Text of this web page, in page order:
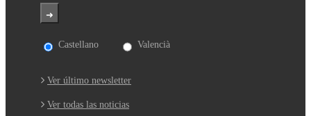
Castellano Valencià
Ver último newsletter
Ver todas las noticias